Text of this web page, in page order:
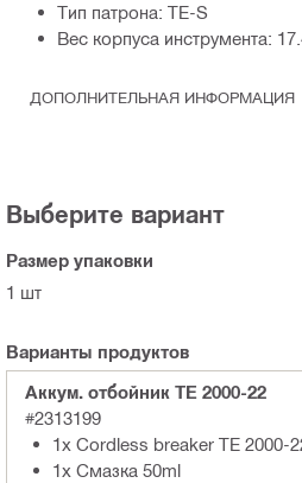
Тип патрона: TE-S
Вес корпуса инструмента:
ДОПОЛНИТЕЛЬНАЯ ИНФОРМАЦИЯ
Выберите вариант
Размер упаковки
1 шт
Варианты продуктов
Аккум. отбойник ТЕ 2000-22
#2313199
1x Cordless breaker TE 2000-
1x Смазка 50ml